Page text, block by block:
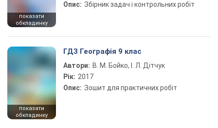
показати
обкладинку
Опис: Збірник задач і контрольних робіт
показати
обкладинку
ГДЗ Географія 9 клас
Автори: В. М. Бойко, І. Л. Дітчук
Рік: 2017
Опис: Зошит для практичних робіт